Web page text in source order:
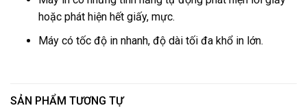
hoặc phát hiện hết giấy, mực.
Máy có tốc độ in nhanh, độ dài tối đa khổ in lớn.
SẢN PHẨM TƯƠNG TỰ